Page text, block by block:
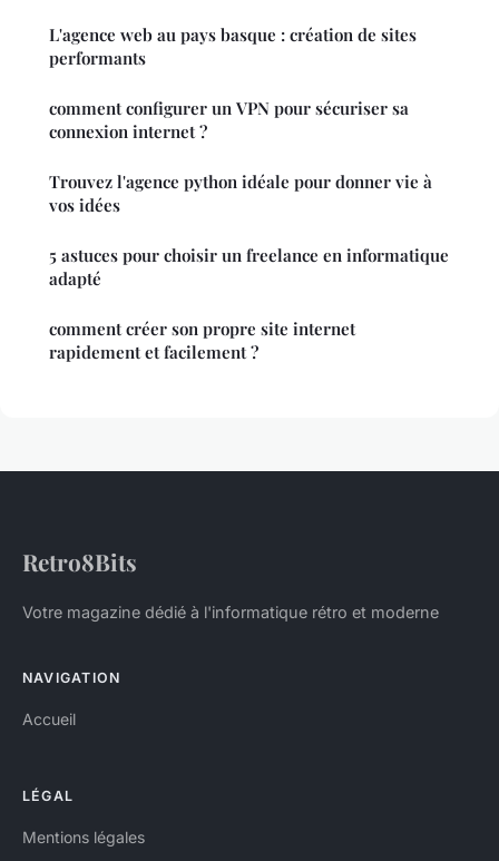
L'agence web au pays basque : création de sites
performants
comment configurer un VPN pour sécuriser sa
connexion internet ?
Trouvez l'agence python idéale pour donner vie à
vos idées
5 astuces pour choisir un freelance en informatique
adapté
comment créer son propre site internet
rapidement et facilement ?
Retro8Bits
Votre magazine dédié à l'informatique rétro et moderne
NAVIGATION
Accueil
LÉGAL
Mentions légales